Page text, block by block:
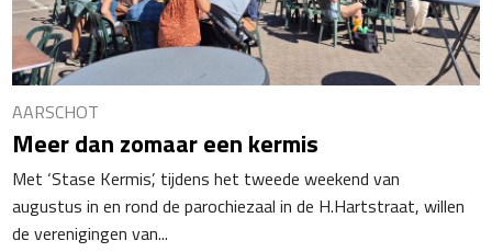
AARSCHOT
Meer dan zomaar een kermis
Met ‘Stase Kermis’, tijdens het tweede weekend van
augustus in en rond de parochiezaal in de H.Hartstraat, willen
de verenigingen van...